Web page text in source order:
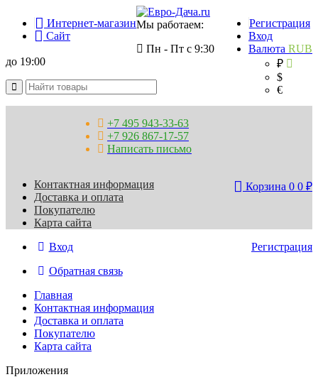
Интернет-магазин
Сайт
Регистрация
Вход
Валюта RUB
₽
$
€
Мы работаем:
Пн - Пт с 9:30
до 19:00
+7 495 943-33-63
+7 926 867-17-57
Написать письмо
Корзина 0 0 ₽
Контактная информация
Доставка и оплата
Покупателю
Карта сайта
Регистрация
Вход
Обратная связь
Главная
Контактная информация
Доставка и оплата
Покупателю
Карта сайта
Приложения